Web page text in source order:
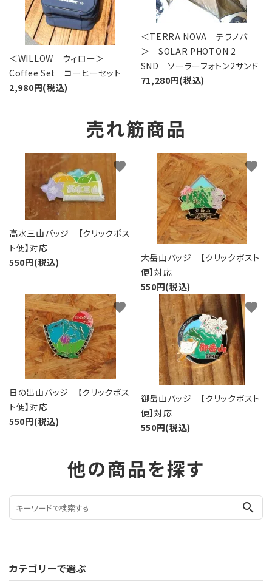
＜WILLOW ウィロー＞
Coffee Set コーヒーセット
2,980円(税込)
＜TERRA NOVA テラノバ
＞ SOLAR PHOTON 2
SND ソーラーフォトン2サンド
71,280円(税込)
売れ筋商品
高水三山バッジ 【クリックポス
ト便】対応
550円(税込)
favorite
大岳山バッジ 【クリックポスト
便】対応
550円(税込)
favorite
日の出山バッジ 【クリックポス
ト便】対応
550円(税込)
favorite
御岳山バッジ 【クリックポスト
便】対応
550円(税込)
favorite
他の商品を探す
search
カテゴリーで選ぶ